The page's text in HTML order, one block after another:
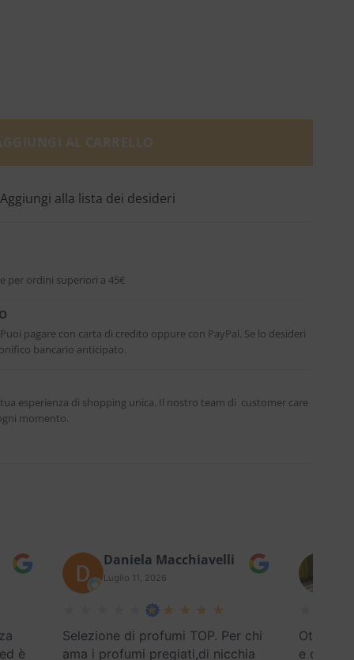
- Clive Christian quantità
AL CARRELLO
Aggiungi alla lista dei desideri
per ordini superiori a 45€
pagare con carta di credito oppure con PayPal. Se lo desideri
bancario anticipato.
esperienza di shopping unica. Il nostro team di customer care
momento.
è
Daniela Macchiavelli
Luglio 11, 2026
Selezione di profumi TOP. Per chi
ama i profumi pregiati,di nicchia
Ottimo
e